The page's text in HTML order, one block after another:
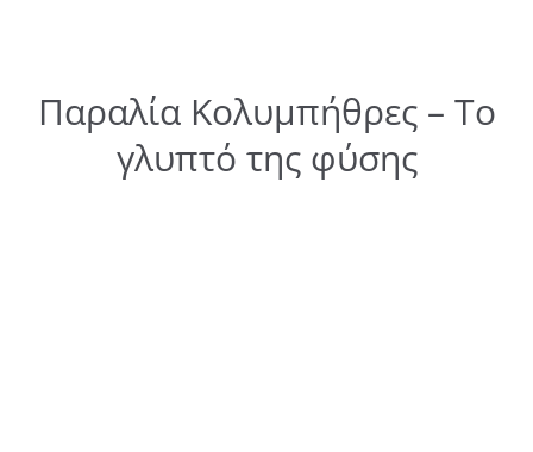
Παραλία Κολυμπήθρες – Το
γλυπτό της φύσης